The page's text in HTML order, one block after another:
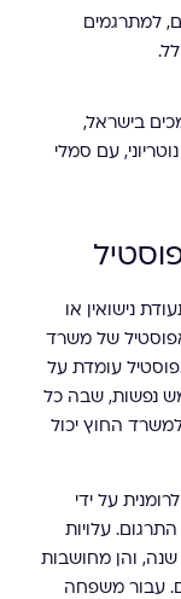
למתרגמים
נישואין או
של משרד
עומדת על
נפשות, שבה כל
החוץ יכול
על ידי
עלויות
שנה, והן מחושבות
עבור משפחה